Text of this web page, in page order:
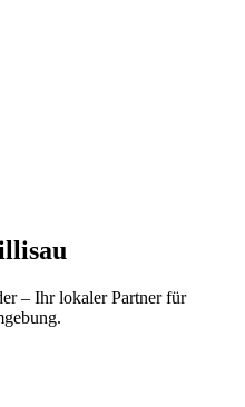
– Ihr lokaler Partner für